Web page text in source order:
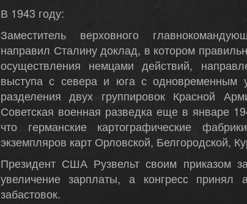
В 1943 году:
Заместитель верховного
направил Сталину доклад, в котором
осуществления немцами действий,
выступа с севера и юга с одновременным
разделения двух группировок Красной
Советская военная разведка еще в январе
что германские картографические
экземпляров карт Орловской, Белгородской,
Президент США Рузвельт своим приказом
увеличение зарплаты, а конгресс принял
забастовок.